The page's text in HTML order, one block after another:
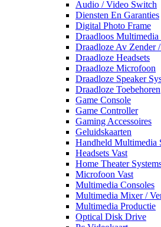
Audio / Video Switch
Diensten En Garanties
Digital Photo Frame
Draadloos Multimedia
Draadloze Av Zender
Draadloze Headsets
Draadloze Microfoon
Draadloze Speaker
Draadloze Toebehoren
Game Console
Game Controller
Gaming Accessoires
Geluidskaarten
Handheld Multimedia
Headsets Vast
Home Theater
Microfoon Vast
Multimedia Consoles
Multimedia Mixer /
Multimedia Productie
Optical Disk Drive